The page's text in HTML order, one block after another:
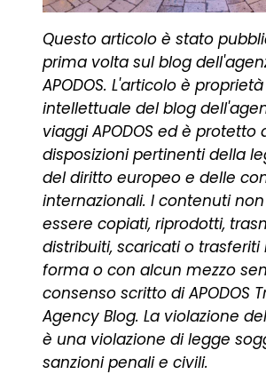
Questo articolo è stato
prima volta sul blog
APODOS. L'articolo è proprietà
intellettuale del blog
viaggi APODOS ed è protetto
disposizioni pertinenti della
del diritto europeo e delle
internazionali. I contenuti
essere copiati, riprodotti,
distribuiti, scaricati o trasferiti
forma o con alcun mezzo
consenso scritto di APODOS
Agency Blog. La violazione
è una violazione di legge
sanzioni penali e civili.